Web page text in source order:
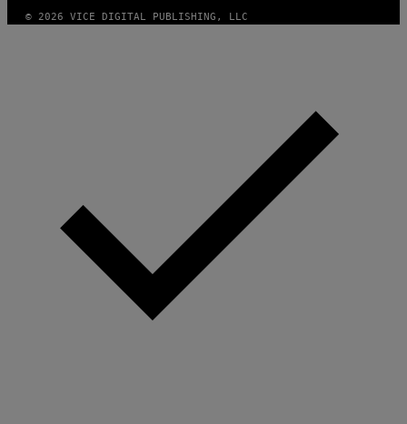
© 2026 VICE DIGITAL PUBLISHING, LLC